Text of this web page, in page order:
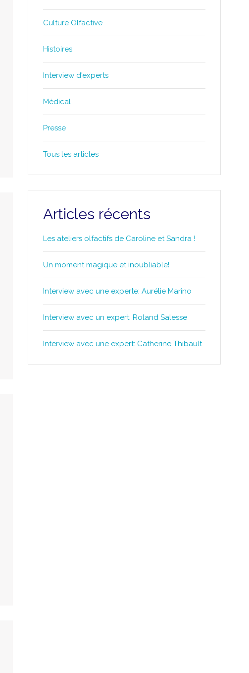
Culture Olfactive
Histoires
Interview d'experts
Médical
Presse
Tous les articles
Articles récents
Les ateliers olfactifs de Caroline et Sandra !
Un moment magique et inoubliable!
Interview avec une experte: Aurélie Marino
Interview avec un expert: Roland Salesse
Interview avec une expert: Catherine Thibault